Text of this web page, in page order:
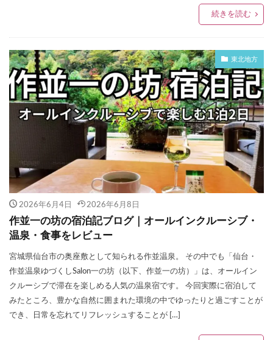
続きを読む
東北地方
2026年6月4日 2026年6月8日
作並一の坊の宿泊記ブログ｜オールインクルーシブ・
温泉・食事をレビュー
宮城県仙台市の奥座敷として知られる作並温泉。 その中でも「仙台・
作並温泉ゆづくしSalon一の坊（以下、作並一の坊）」は、オールイン
クルーシブで滞在を楽しめる人気の温泉宿です。 今回実際に宿泊して
みたところ、豊かな自然に囲まれた環境の中でゆったりと過ごすことが
でき、日常を忘れてリフレッシュすることが […]